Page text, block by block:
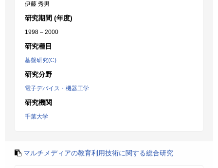
伊藤 秀男
研究期間 (年度)
1998 – 2000
研究種目
基盤研究(C)
研究分野
電子デバイス・機器工学
研究機関
千葉大学
マルチメディアの教育利用技術に関する総合研究